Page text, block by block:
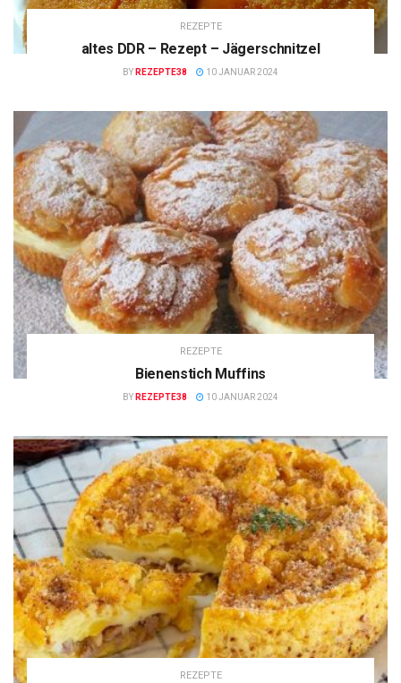
REZEPTE
altes DDR – Rezept – Jägerschnitzel
BY REZEPTE38 10 JANUAR 2024
REZEPTE
Bienenstich Muffins
BY REZEPTE38 10 JANUAR 2024
REZEPTE